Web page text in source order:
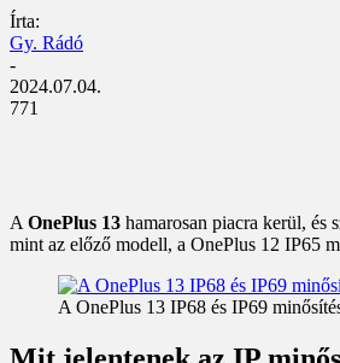
Írta:
Gy. Rádó
-
2024.07.04.
771
A OnePlus 13 hamarosan piacra kerül, és
mint az előző modell, a OnePlus 12 IP65
A OnePlus 13 IP68 és IP69